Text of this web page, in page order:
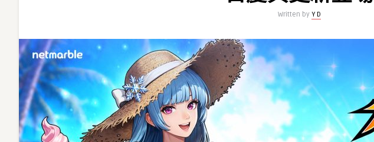
溫！
夏
慶
典
更
新
登
Written by Y D